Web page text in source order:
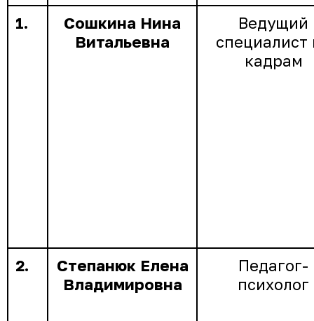
1.
Сошкина Нина
Витальевна
Ведущий
специалист
кадрам
2.
Степанюк Елена
Владимировна
Педагог-
психолог